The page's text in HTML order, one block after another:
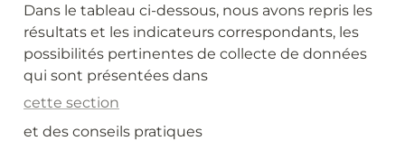
Dans le tableau ci-dessous, nous avons repris les
résultats et les indicateurs correspondants, les
possibilités pertinentes de collecte de données
qui sont présentées dans
cette section
et des conseils pratiques